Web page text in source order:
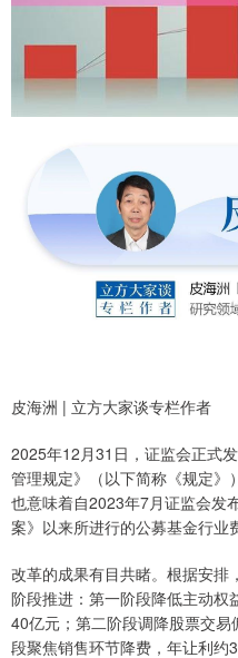
皮海洲 | 立方大家谈专栏作者
2025年12月31日，证监会正式
管理规定》（以下简称《规定
也意味着自2023年7月证监会发
案》以来所进行的公募基金行业
改革的成果有目共睹。根据安排
阶段推进：第一阶段降低主动权
40亿元；第二阶段调降股票交
段聚焦销售环节降费，年让利约